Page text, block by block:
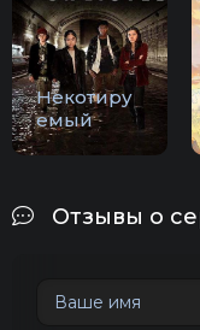
Некотиру
емый
Отзывы о